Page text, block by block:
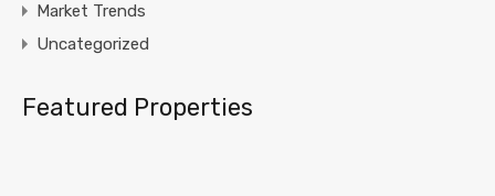
Market Trends
Uncategorized
Featured Properties